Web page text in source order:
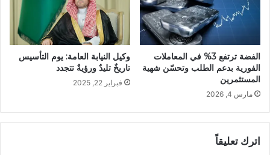
الفضة ترتفع 3% في المعاملات
الفورية بدعم الطلب وتحسّن شهية
المستثمرين
مارس 4, 2026
وكيل النيابة العامة: يوم التأسيس
تاريخٌ تليدٌ ورؤيةٌ تتجدد
فبراير 22, 2025
اترك تعليقاً